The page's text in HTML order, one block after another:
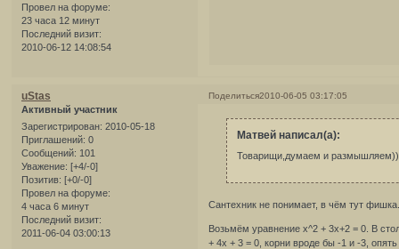
Провел на форуме:
23 часа 12 минут
Последний визит:
2010-06-12 14:08:54
Поделиться2010-06-05 03:17:05
uStas
Активный участник
Зарегистрирован: 2010-05-18
Приглашений: 0
Сообщений: 101
Уважение: [+4/-0]
Позитив: [+0/-0]
Провел на форуме:
4 часа 6 минут
Последний визит:
2011-06-04 03:00:13
Матвей написал(а):
Товарищи,думаем и
Сантехник не понимает, в чём тут
Возьмём уравнение x^2 + 3x+2 = 0. В
+ 4x + 3 = 0, корни вроде бы -1 и -3,